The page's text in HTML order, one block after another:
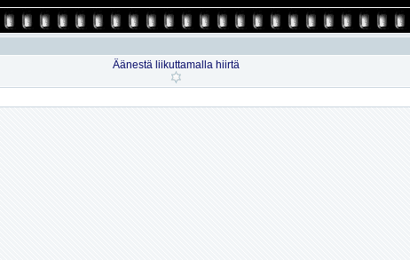
Äänestä liikuttamalla hiirtä